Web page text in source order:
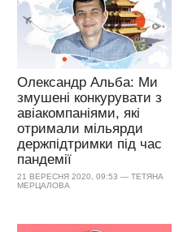
Олександр Альба: Ми
змушені конкурувати з
авіакомпаніями, які
отримали мільярди
держпідтримки під час
пандемії
21 ВЕРЕСНЯ 2020, 09:53 — ТЕТЯНА
МЕРЦАЛОВА